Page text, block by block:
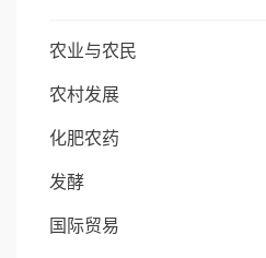
农业与农民
农村发展
化肥农药
发酵
国际贸易